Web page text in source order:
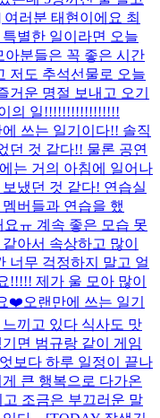
러분 태현이에요 최
별한 일이라면 오늘
아분들은 꼭 좋은 시간
저도 추석선물로 오늘
거운 명절 보내고 오기
의 일!!!!!!!!!!!!!!!!!
쓰는 일기이다!! 솔직
던 것 같다!! 물론 공연
는 거의 아침에 일어나
냈던 것 같다! 연습실
버들과 연습을 했
ㅠ 계속 좋은 모습 못
아서 속상하고 많이
너무 걱정하지 말고 얼
!!!!! 제가 울 모아 많이
❤️오랜만에 쓰는 일기
끼고 있다 식사도 맛
면 범규랑 같이 게임
보다 하루 일정이 끝나
큰 행복으로 다가온
조금은 부끄러운 말